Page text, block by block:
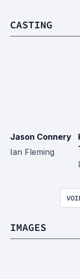
CASTING
Jason Connery
Ian Fleming
IMAGES